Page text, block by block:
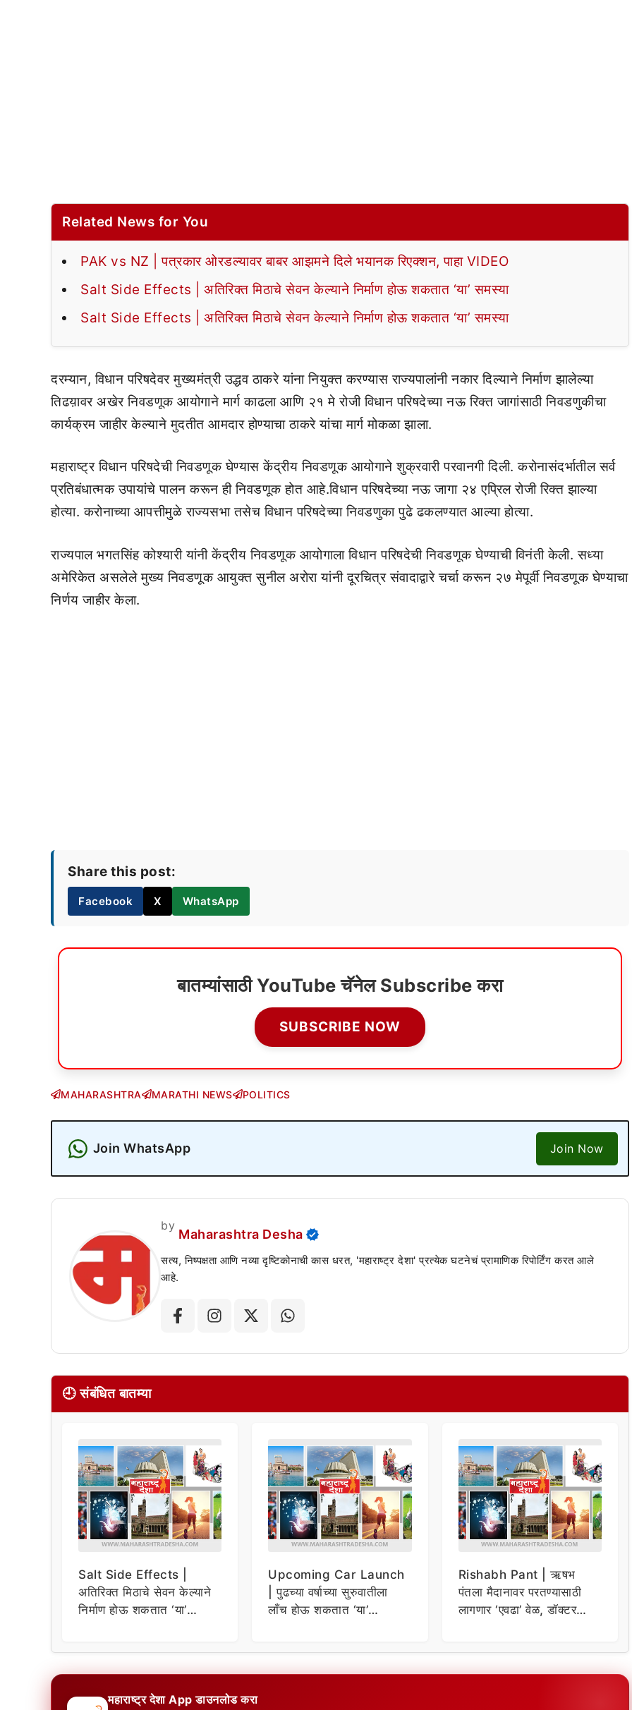
Related News for You
PAK vs NZ | पत्रकार ओरडल्यावर बाबर आझमने दिले भयानक रिएक्शन, पाहा VIDEO
Salt Side Effects | अतिरिक्त मिठाचे सेवन केल्याने निर्माण होऊ शकतात ‘या’ समस्या
Salt Side Effects | अतिरिक्त मिठाचे सेवन केल्याने निर्माण होऊ शकतात ‘या’ समस्या
दरम्यान, विधान परिषदेवर मुख्यमंत्री उद्धव ठाकरे यांना नियुक्त करण्यास राज्यपालांनी नकार दिल्याने निर्माण झालेल्या
तिढय़ावर अखेर निवडणूक आयोगाने मार्ग काढला आणि २१ मे रोजी विधान परिषदेच्या नऊ रिक्त जागांसाठी निवडणुकीचा
कार्यक्रम जाहीर केल्याने मुदतीत आमदार होण्याचा ठाकरे यांचा मार्ग मोकळा झाला.
महाराष्ट्र विधान परिषदेची निवडणूक घेण्यास केंद्रीय निवडणूक आयोगाने शुक्रवारी परवानगी दिली. करोनासंदर्भातील सर्व
प्रतिबंधात्मक उपायांचे पालन करून ही निवडणूक होत आहे.विधान परिषदेच्या नऊ जागा २४ एप्रिल रोजी रिक्त झाल्या
होत्या. करोनाच्या आपत्तीमुळे राज्यसभा तसेच विधान परिषदेच्या निवडणुका पुढे ढकलण्यात आल्या होत्या.
राज्यपाल भगतसिंह कोश्यारी यांनी केंद्रीय निवडणूक आयोगाला विधान परिषदेची निवडणूक घेण्याची विनंती केली. सध्या
अमेरिकेत असलेले मुख्य निवडणूक आयुक्त सुनील अरोरा यांनी दूरचित्र संवादाद्वारे चर्चा करून २७ मेपूर्वी निवडणूक घेण्याचा
निर्णय जाहीर केला.
Share this post:
Facebook X WhatsApp
बातम्यांसाठी YouTube चॅनेल Subscribe करा
SUBSCRIBE NOW
MAHARASHTRA MARATHI NEWS POLITICS
Join WhatsApp Join Now
by
Maharashtra Desha
सत्य, निष्पक्षता आणि नव्या दृष्टिकोनाची कास धरत, 'महाराष्ट्र देशा' प्रत्येक घटनेचं प्रामाणिक रिपोर्टिंग करत आले
आहे.
🕘 संबंधित बातम्या
Salt Side Effects |
अतिरिक्त मिठाचे सेवन केल्याने
निर्माण होऊ शकतात ‘या’
Upcoming Car Launch
| पुढच्या वर्षाच्या सुरुवातीला
लाँच होऊ शकतात ‘या’
Rishabh Pant | ऋषभ
पंतला मैदानावर परतण्यासाठी
लागणार ‘एवढा’ वेळ, डॉक्टर
महाराष्ट्र देशा App डाउनलोड करा